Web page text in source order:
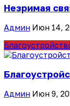
Незримая
Админ Июн 14,
Админ Июн 9,